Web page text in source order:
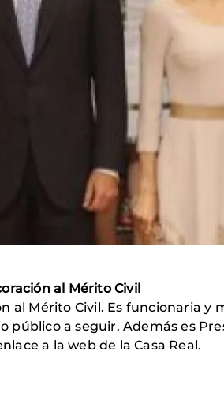
al Mérito Civil
al Mérito Civil. Es funcionaria y
a seguir. Además es
a la web de la Casa Real.